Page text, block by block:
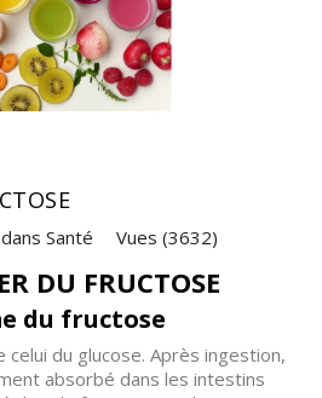
dans Santé Vues (3632)
DU FRUCTOSE
du fructose
celui du glucose. Après ingestion,
absorbé dans les intestins